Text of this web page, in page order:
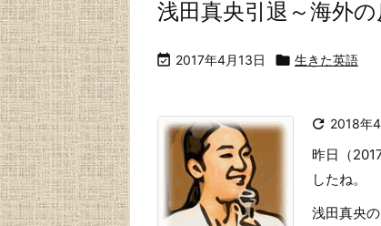
浅田真央引退～海外の
 2017年4月13日  生きた英語
 2018年
昨日（
したね。
浅田真央